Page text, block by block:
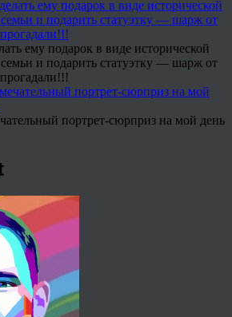
ему подарок в виде исторической
и подарить статуэтку — шарж от
портрет-сюрприз на мой день